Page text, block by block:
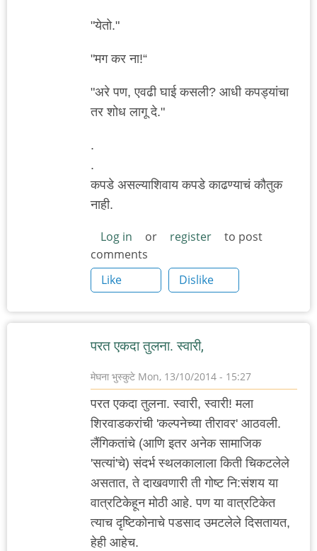
"येतो."
"मग कर ना!“
"अरे पण, एवढी घाई कसली? आधी कपड्यांचा
तर शोध लागू दे."
.
.
कपडे असल्याशिवाय कपडे काढण्याचं कौतुक
नाही.
Log in or register
to post
comments
Like
Dislike
परत एकदा तुलना. स्वारी,
मेघना भुस्कुटे Mon, 13/10/2014 - 15:27
परत एकदा तुलना. स्वारी, स्वारी! मला
शिरवाडकरांची 'कल्पनेच्या तीरावर' आठवली.
लैंगिकतांचे (आणि इतर अनेक सामाजिक
'सत्यां'चे) संदर्भ स्थलकालाला किती चिकटलेले
असतात, ते दाखवणारी ती गोष्ट नि:संशय या
वात्रटिकेहून मोठी आहे. पण या वात्रटिकेत
त्याच दृष्टिकोनाचे पडसाद उमटलेले दिसतायत,
हेही आहेच.